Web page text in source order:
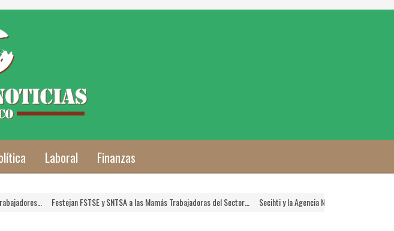
Laboral Finanzas
Festejan FSTSE y SNTSA a las Mamás Trabajadoras del Sector… Secihti y la Agencia Nacional de Aduanas Crearán